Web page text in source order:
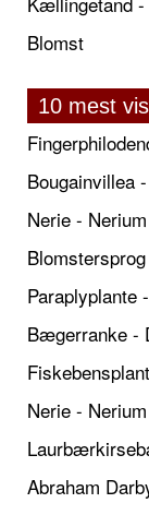
Blomst
10 mest
Bougainvillea
Nerie -
Paraplyplante
Bægerranke -
Nerie -
Abraham